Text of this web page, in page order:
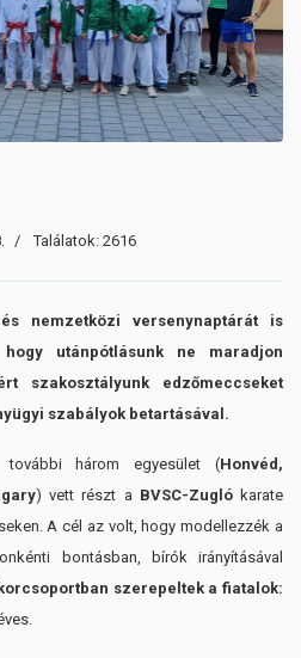
Találatok: 2616
nemzetközi versenynaptárát is
utánpótlásunk ne maradjon
szakosztályunk edzőmeccseket
szabályok betartásával.
további három egyesület (Honvéd,
) vett részt a BVSC-Zuglókarate
A cél az volt, hogy modellezzék a
bontásban, bírók irányításával
szerepeltek a fiatalok: